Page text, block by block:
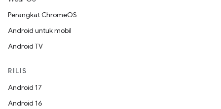
Perangkat ChromeOS
Android untuk mobil
Android TV
RILIS
Android 17
Android 16